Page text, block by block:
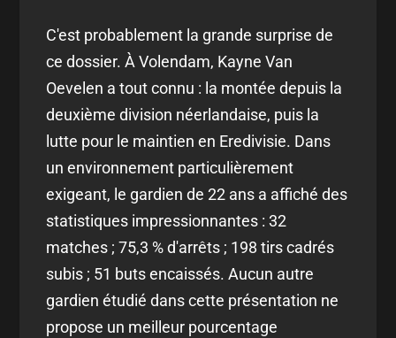
C'est probablement la grande surprise de
ce dossier. À Volendam, Kayne Van
Oevelen a tout connu : la montée depuis la
deuxième division néerlandaise, puis la
lutte pour le maintien en Eredivisie. Dans
un environnement particulièrement
exigeant, le gardien de 22 ans a affiché des
statistiques impressionnantes : 32
matches ; 75,3 % d'arrêts ; 198 tirs cadrés
subis ; 51 buts encaissés. Aucun autre
gardien étudié dans cette présentation ne
propose un meilleur pourcentage